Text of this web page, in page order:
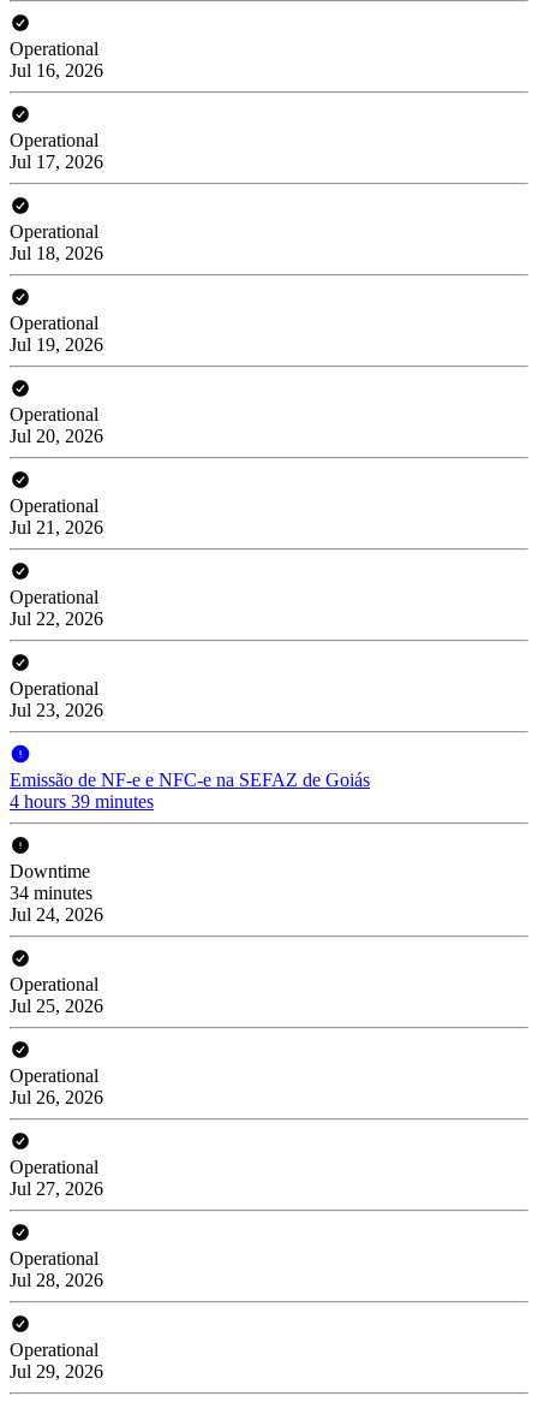
Operational
Jul 16, 2026
Operational
Jul 17, 2026
Operational
Jul 18, 2026
Operational
Jul 19, 2026
Operational
Jul 20, 2026
Operational
Jul 21, 2026
Operational
Jul 22, 2026
Operational
Jul 23, 2026
Emissão de NF-e e NFC-e na SEFAZ de Goiás
4 hours 39 minutes
Downtime
34 minutes
Jul 24, 2026
Operational
Jul 25, 2026
Operational
Jul 26, 2026
Operational
Jul 27, 2026
Operational
Jul 28, 2026
Operational
Jul 29, 2026